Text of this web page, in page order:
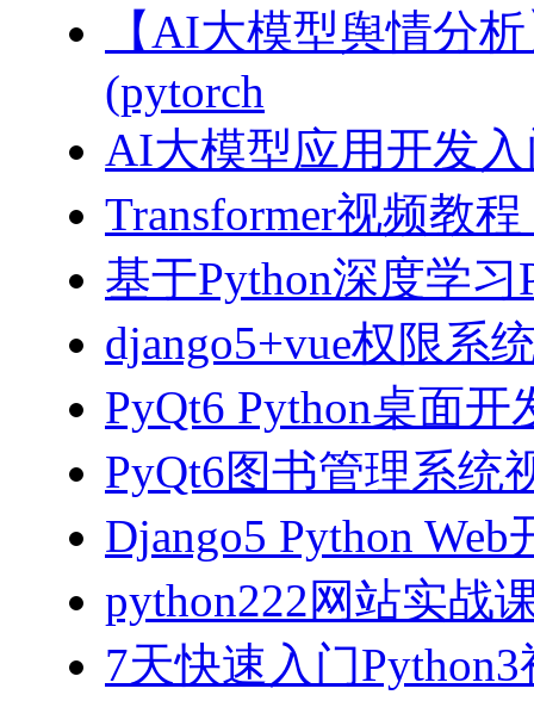
【AI大模型舆情分
(pytorch
AI大模型应用开发入
Transformer视频教
基于Python深度学
django5+vue权限系
PyQt6 Python桌面开
PyQt6图书管理系统
Django5 Python
python222网站实战
7天快速入门